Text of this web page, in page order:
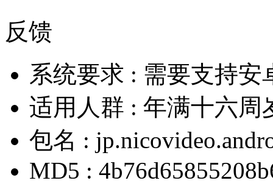
反馈
系统要求 : 需要支持安
适用人群 : 年满十六周
包名 :
MD5 :